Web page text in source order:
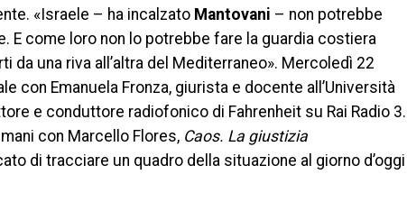
«Israele – ha incalzato Mantovani – non potrebbe
come loro non lo potrebbe fare la guardia costiera
da una riva all’altra del Mediterraneo». Mercoledì 22
con Emanuela Fronza, giurista e docente all’Università
e conduttore radiofonico di Fahrenheit su Rai Radio 3.
con Marcello Flores, Caos. La giustizia
di tracciare un quadro della situazione al giorno d’oggi